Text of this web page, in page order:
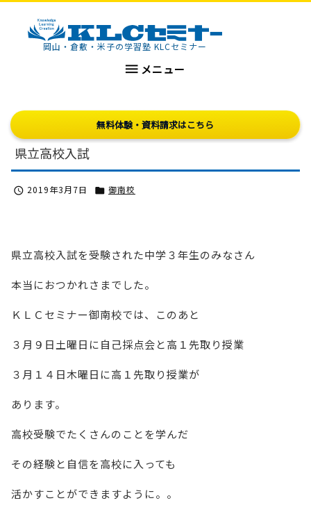
KLCセミナー岡山・倉敷・米子の学習塾 KLCセミナー
 メニュー
無料体験・資料請求はこちら
県立高校入試
 2019年3月7日  御南校
県立高校入試を受験された中学３年生のみなさん
本当におつかれさまでした。
ＫＬＣセミナー御南校では、このあと
３月９日土曜日に自己採点会と高１先取り授業
３月１４日木曜日に高１先取り授業が
あります。
高校受験でたくさんのことを学んだ
その経験と自信を高校に入っても
活かすことができますように。。